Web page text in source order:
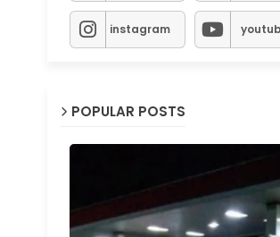
instagram
POPULAR POSTS